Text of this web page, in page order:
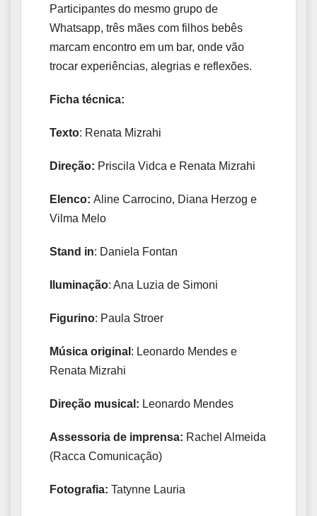
Participantes do mesmo grupo de
Whatsapp, três mães com filhos bebês
marcam encontro em um bar, onde vão
trocar experiências, alegrias e reflexões.
Ficha técnica:
Texto: Renata Mizrahi
Direção: Priscila Vidca e Renata Mizrahi
Elenco: Aline Carrocino, Diana Herzog e
Vilma Melo
Stand in: Daniela Fontan
Iluminação: Ana Luzia de Simoni
Figurino: Paula Stroer
Música original : Leonardo Mendes e
Renata Mizrahi
Direção musical: Leonardo Mendes
Assessoria de imprensa: Rachel Almeida
(Racca Comunicação)
Fotografia: Tatynne Lauria